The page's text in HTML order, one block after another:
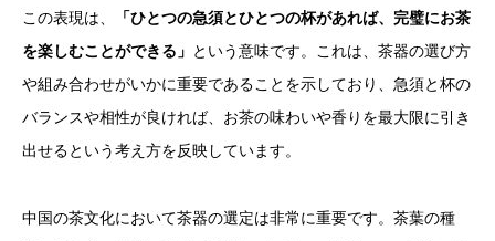
この表現は、
「ひとつの急須とひとつの杯があれば、完璧にお茶
を楽しむことができる」 という意味です。これは、茶器の選び方
や組み合わせがいかに重要であることを示しており、急須と杯の
バランスや相性が良ければ、お茶の味わいや香りを最大限に引き
出せるという考え方を反映しています。
中国の茶文化において茶器の選定は非常に重要です。茶葉の種